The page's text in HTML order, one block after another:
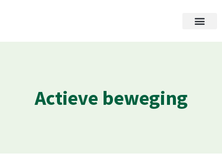
Actieve beweging